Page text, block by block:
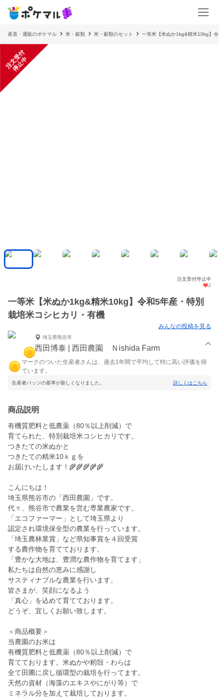
産直・通販のポケマル 米・穀類 米・穀類のセット 一等米【米ぬか1kg&精米10kg】
注
文
受
付
停
止
中
注文受付停止中
2
一等米【米ぬか1kg&精米10kg】令和5年産・特別
栽培米コシヒカリ・有機
みんなの投稿を見る
埼玉県熊谷市
西田博泰 | 西田農園 Ｎishida Farm
マークのついた生産者さんは、過去1年間で平均して特に高い評価を得
ています。
生産者バッジの基準が新しくなりました。 詳しくはこちら
商品説明
有機質肥料と低農薬（80％以上削減）で
育てられた、特別栽培米コシヒカリです。
つきたての米ぬかと
つきたての精米10ｋｇを
お届けいたします！🌾🌾🌾🌾🌾
こんにちは！
埼玉県熊谷市の「西田農園」です。
代々、熊谷市で農業を営む専業農家です。
「エコファーマー」として埼玉県より
認定され環境保全型の農業を行っています。
「埼玉農林業賞」など県知事賞を４回受賞
する農作物を育てております。
「豊かな大地は、豊潤な農作物を育てます」
私たちは自然の恵みに感謝し
サスティナブルな農業を行います。
皆さまが、笑顔になるよう
「真心」を込めて育てております。
どうぞ、宜しくお願い致します。
＜商品概要＞
当農園のお米は
有機質肥料と低農薬（80％以上削減）で
育てております。米ぬかや籾殻・わらは
全て田圃に戻し循環型の栽培を行ってます。
天然の資材（海藻のエキスやにがり等）で
ミネラル分を加えて栽培しております。